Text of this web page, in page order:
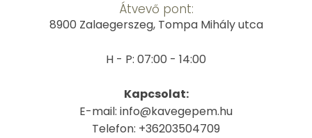
Átvevő pont:
8900 Zalaegerszeg, Tompa Mihály utca
H - P: 07:00 - 14:00
Kapcsolat:
E-mail: info@kavegepem.hu
Telefon: +36203504709